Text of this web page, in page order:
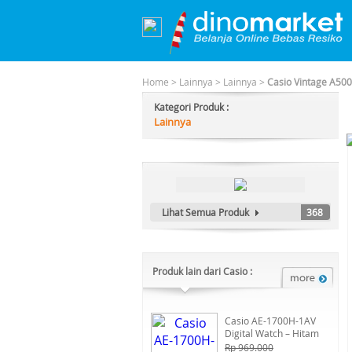
Home > Lainnya > Lainnya > Casio Vintage
Kategori Produk :
Lainnya
Lihat Semua Produk 368
Produk lain dari Casio :
Casio AE-1700H-1AV
Digital Watch – Hitam
Rp 969.000